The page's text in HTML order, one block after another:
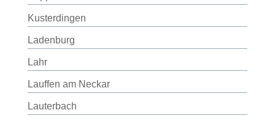
Kusterdingen
Ladenburg
Lahr
Lauffen am Neckar
Lauterbach